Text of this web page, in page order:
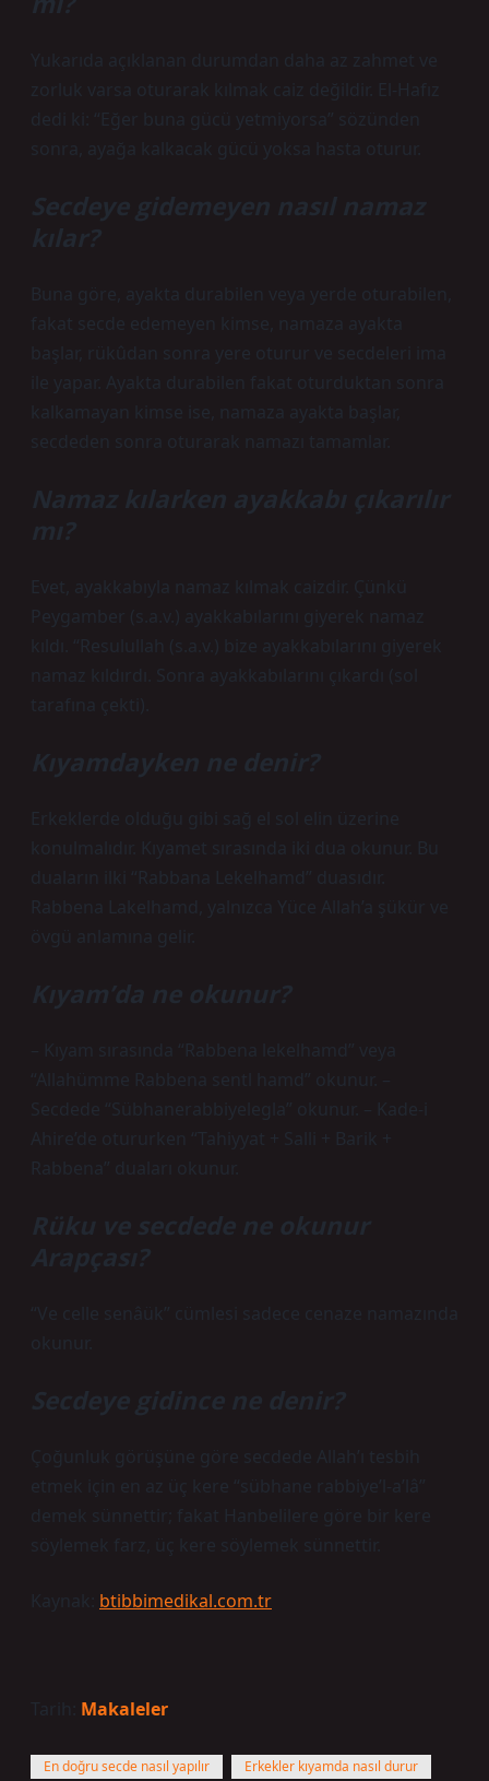
Yukarıda açıklanan durumdan daha az zahmet ve
zorluk varsa oturarak kılmak caiz değildir. El-Hafız
dedi ki: “Eğer buna gücü yetmiyorsa” sözünden
sonra, ayağa kalkacak gücü yoksa hasta oturur.
Secdeye gidemeyen nasıl namaz
kılar?
Buna göre, ayakta durabilen veya yerde oturabilen,
fakat secde edemeyen kimse, namaza ayakta
başlar, rükûdan sonra yere oturur ve secdeleri ima
ile yapar. Ayakta durabilen fakat oturduktan sonra
kalkamayan kimse ise, namaza ayakta başlar,
secdeden sonra oturarak namazı tamamlar.
Namaz kılarken ayakkabı çıkarılır
mı?
Evet, ayakkabıyla namaz kılmak caizdir. Çünkü
Peygamber (s.a.v.) ayakkabılarını giyerek namaz
kıldı. “Resulullah (s.a.v.) bize ayakkabılarını giyerek
namaz kıldırdı. Sonra ayakkabılarını çıkardı (sol
tarafına çekti).
Kıyamdayken ne denir?
Erkeklerde olduğu gibi sağ el sol elin üzerine
konulmalıdır. Kıyamet sırasında iki dua okunur. Bu
duaların ilki “Rabbana Lekelhamd” duasıdır.
Rabbena Lakelhamd, yalnızca Yüce Allah’a şükür ve
övgü anlamına gelir.
Kıyam’da ne okunur?
– Kıyam sırasında “Rabbena lekelhamd” veya
“Allahümme Rabbena sentl hamd” okunur. –
Secdede “Sübhanerabbiyelegla” okunur. – Kade-i
Ahire’de otururken “Tahiyyat + Salli + Barik +
Rabbena” duaları okunur.
Rüku ve secdede ne okunur
Arapçası?
“Ve celle senâük” cümlesi sadece cenaze namazında
Secdeye gidince ne denir?
Çoğunluk görüşüne göre secdede Allah’ı tesbih
etmek için en az üç kere “sübhane rabbiye’l-a’lâ”
demek sünnettir; fakat Hanbelilere göre bir kere
söylemek farz, üç kere söylemek sünnettir.
Kaynak: btibbimedikal.com.tr
Tarih: Makaleler
En doğru secde nasıl yapılır Erkekler kıyamda nasıl durur